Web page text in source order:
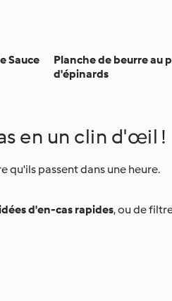
Sauce
Planche de beurre au
d'épinards
en un clin d'œil !
qu'ils passent dans une heure.
d'en-cas rapides, ou de